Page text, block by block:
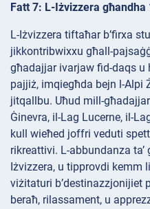
Fatt 7: L-Iżvizzera għandha
L-Iżvizzera tiftaħar b’firxa
jikkontribwixxu għall-
għadajjar ivarjaw fid-daqs u
pajjiż, imqiegħda bejn l-Alpi
jitqallbu. Uħud mill-
Ġinevra, il-Lag Lucerne, il-
kull wieħed joffri veduti
rikreattivi. L-abbundanza
Iżvizzera, u tipprovdi
viżitaturi b’destinazzjonijiet
beraħ, rilassament, u